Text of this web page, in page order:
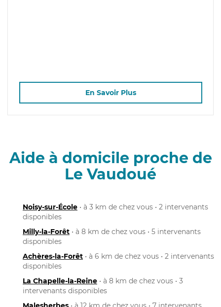
En Savoir Plus
Aide à domicile proche de
Le Vaudoué
Noisy-sur-École • à 3 km de chez vous • 2 intervenants
disponibles
Milly-la-Forêt • à 8 km de chez vous • 5 intervenants
disponibles
Achères-la-Forêt • à 6 km de chez vous • 2 intervenants
disponibles
La Chapelle-la-Reine • à 8 km de chez vous • 3
intervenants disponibles